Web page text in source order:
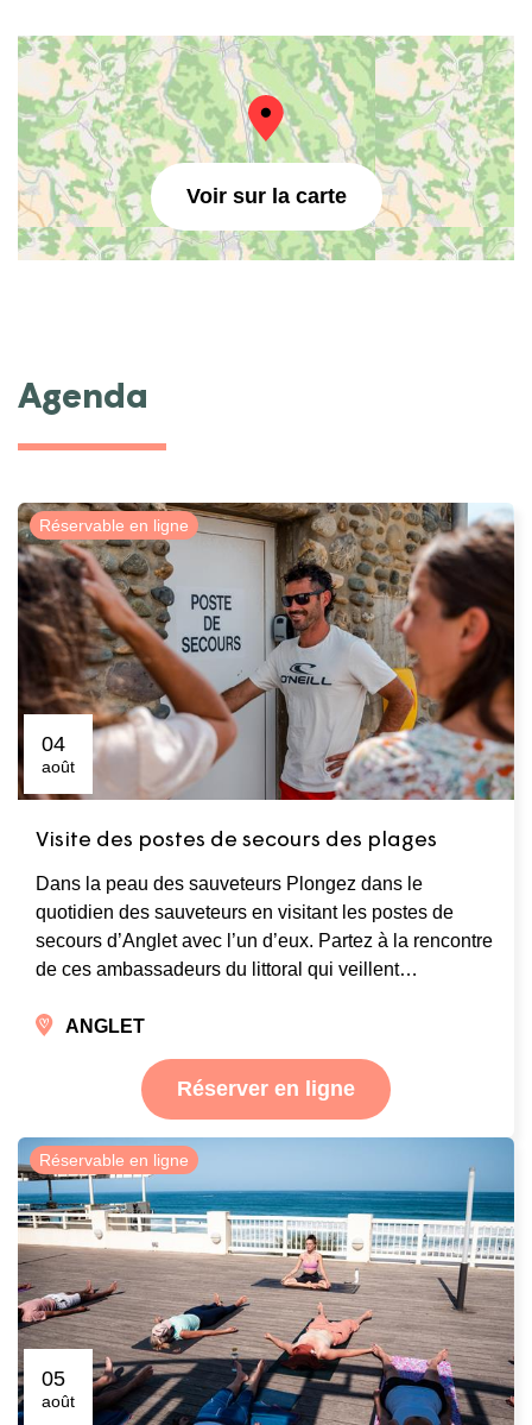
Voir sur la carte
Agenda
Réservable en ligne
04
août
Visite des postes de secours des plages
Dans la peau des sauveteurs Plongez dans le
quotidien des sauveteurs en visitant les postes de
secours d’Anglet avec l’un d’eux. Partez à la rencontre
de ces ambassadeurs du littoral qui veillent…
ANGLET
Réserver en ligne
Réservable en ligne
05
août